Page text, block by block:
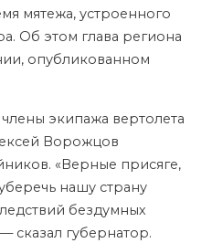
мятежа, устроенного
Об этом глава региона
опубликованном
экипажа вертолета
Ворожцов
«Верные присяге,
нашу страну
бездумных
сказал губернатор.